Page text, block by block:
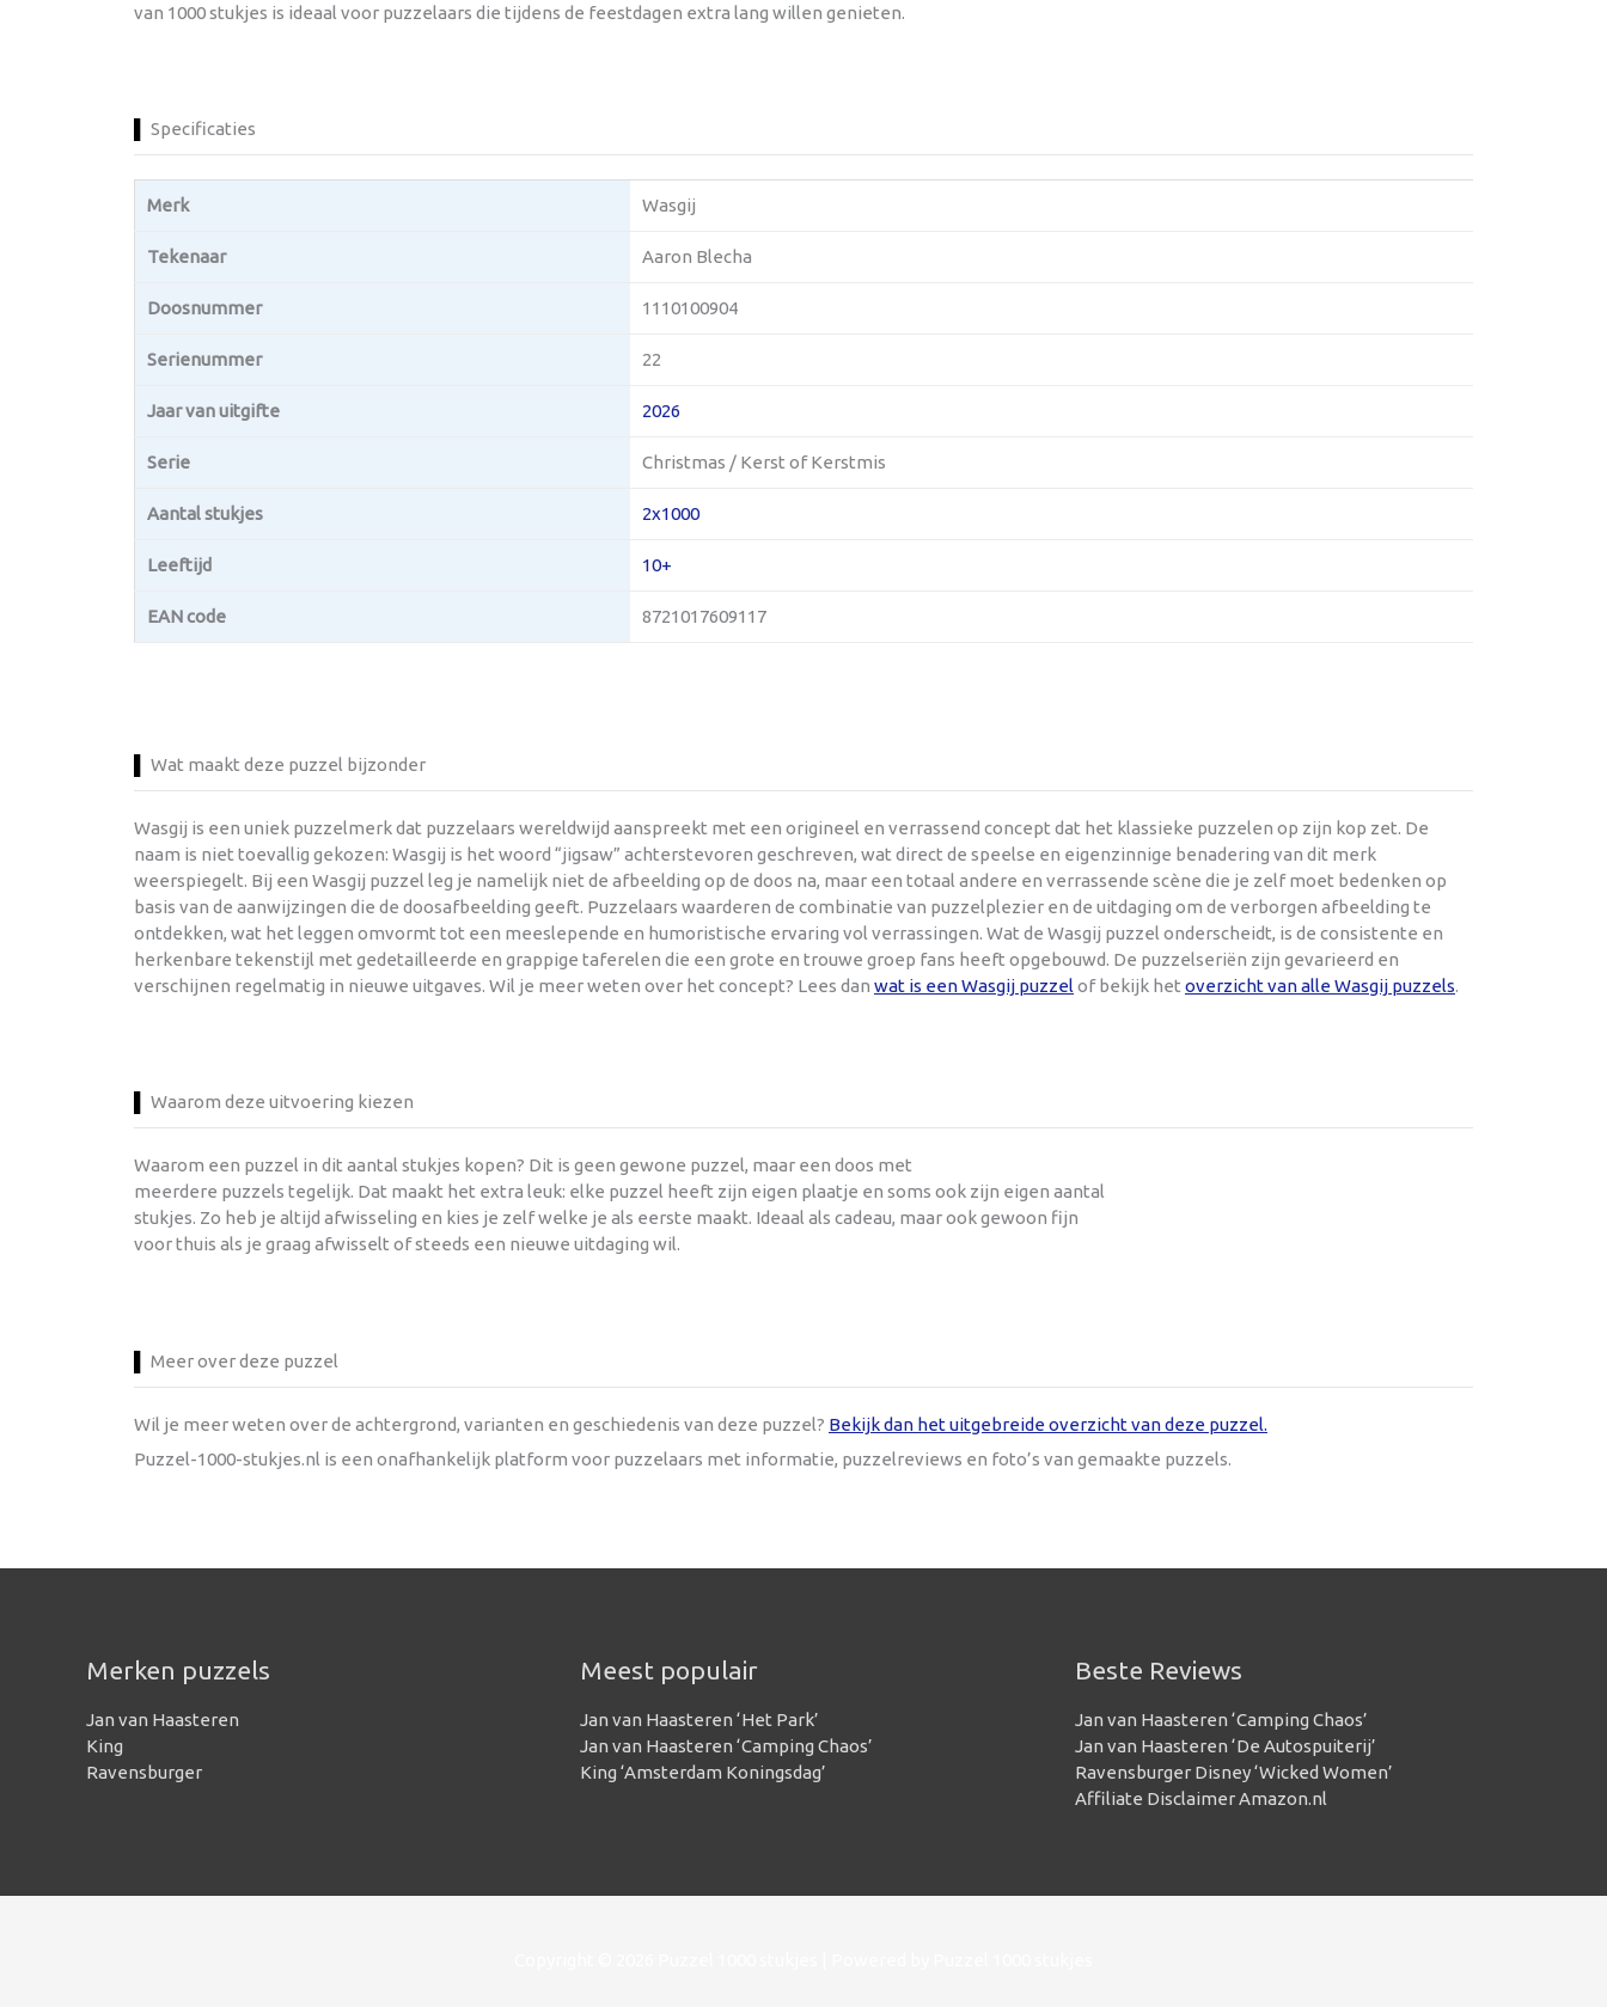
van 1000 stukjes is ideaal voor puzzelaars die tijdens de feestdagen extra lang willen genieten.
Specificaties
Merk Wasgij
Tekenaar Aaron Blecha
Doosnummer 1110100904
Serienummer 22
Jaar van uitgifte 2026
Serie Christmas / Kerst of Kerstmis
Aantal stukjes 2x1000
Leeftijd 10+
EAN code 8721017609117
Wat maakt deze puzzel bijzonder
Wasgij is een uniek puzzelmerk dat puzzelaars wereldwijd aanspreekt met een origineel en verrassend concept dat het klassieke puzzelen op zijn kop zet. De
naam is niet toevallig gekozen: Wasgij is het woord “jigsaw” achterstevoren geschreven, wat direct de speelse en eigenzinnige benadering van dit merk
weerspiegelt. Bij een Wasgij puzzel leg je namelijk niet de afbeelding op de doos na, maar een totaal andere en verrassende scène die je zelf moet bedenken op
basis van de aanwijzingen die de doosafbeelding geeft. Puzzelaars waarderen de combinatie van puzzelplezier en de uitdaging om de verborgen afbeelding te
ontdekken, wat het leggen omvormt tot een meeslepende en humoristische ervaring vol verrassingen. Wat de Wasgij puzzel onderscheidt, is de consistente en
herkenbare tekenstijl met gedetailleerde en grappige taferelen die een grote en trouwe groep fans heeft opgebouwd. De puzzelseriën zijn gevarieerd en
verschijnen regelmatig in nieuwe uitgaves. Wil je meer weten over het concept? Lees dan wat is een Wasgij puzzel of bekijk het overzicht van alle Wasgij puzzels.
Waarom deze uitvoering kiezen
Waarom een puzzel in dit aantal stukjes kopen? Dit is geen gewone puzzel, maar een doos met
meerdere puzzels tegelijk. Dat maakt het extra leuk: elke puzzel heeft zijn eigen plaatje en soms ook zijn eigen aantal
stukjes. Zo heb je altijd afwisseling en kies je zelf welke je als eerste maakt. Ideaal als cadeau, maar ook gewoon fijn
voor thuis als je graag afwisselt of steeds een nieuwe uitdaging wil.
Meer over deze puzzel
Wil je meer weten over de achtergrond, varianten en geschiedenis van deze puzzel? Bekijk dan het uitgebreide overzicht van deze puzzel.
Puzzel-1000-stukjes.nl is een onafhankelijk platform voor puzzelaars met informatie, puzzelreviews en foto’s van gemaakte puzzels.
Merken puzzels
Jan van Haasteren
King
Ravensburger
Meest populair
Jan van Haasteren ‘Het Park’
Jan van Haasteren ‘Camping Chaos’
King ‘Amsterdam Koningsdag’
Beste Reviews
Jan van Haasteren ‘Camping Chaos’
Jan van Haasteren ‘De Autospuiterij’
Ravensburger Disney ‘Wicked Women’
Affiliate Disclaimer Amazon.nl